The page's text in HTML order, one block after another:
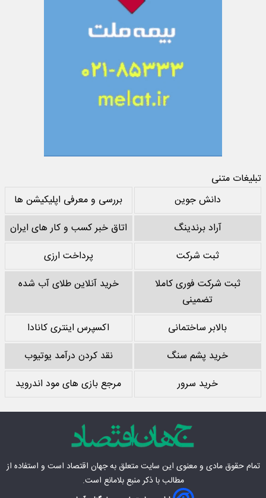
تبلیغات متنی
دانش جوین
بررسی و معرفی اپلیکیشن ها
آراد برندینگ
اتاق خبر کسب و کار های ایران
ثبت شرکت
پرداخت ارزی
ثبت شرکت فوری کاملا
تضمینی
خرید آنلاین طلای آب شده
بالابر ساختمانی
اکسپرس اینتری کانادا
خرید پشم سنگ
نقد کردن درآمد یوتیوب
خرید سرور
مرجع بازی های مود اندروید
تمام حقوق مادی‌ و معنوی این سایت متعلق بهجهان اقتصاد است و استفاده از
مطالب با ذکر منبع بلامانع است.